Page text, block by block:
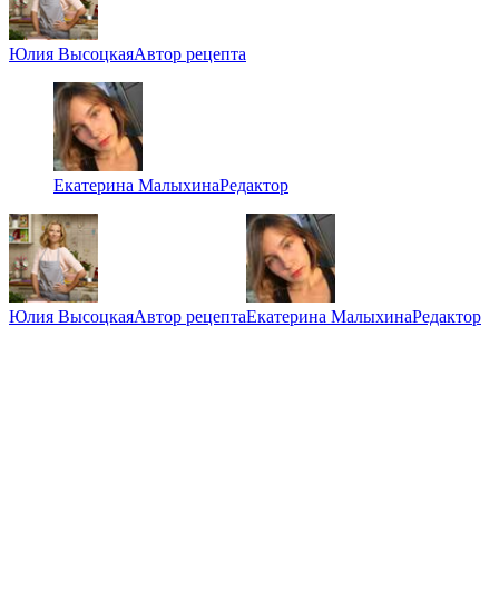
Юлия ВысоцкаяАвтор рецепта
Екатерина МалыхинаРедактор
Юлия ВысоцкаяАвтор рецептаЕкатерина МалыхинаРедактор